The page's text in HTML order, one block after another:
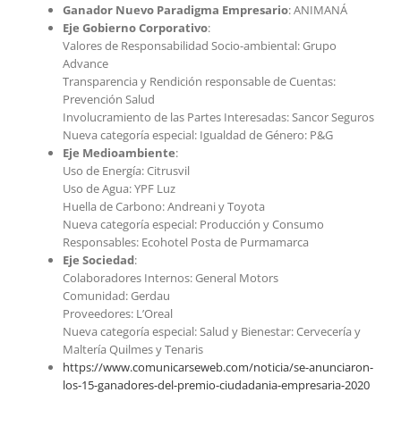
Ganador Nuevo Paradigma Empresario: ANIMANÁ
Eje Gobierno Corporativo:
Valores de Responsabilidad Socio-ambiental: Grupo
Advance
Transparencia y Rendición responsable de Cuentas:
Prevención Salud
Involucramiento de las Partes Interesadas: Sancor Seguros
Nueva categoría especial: Igualdad de Género: P&G
Eje Medioambiente:
Uso de Energía: Citrusvil
Uso de Agua: YPF Luz
Huella de Carbono: Andreani y Toyota
Nueva categoría especial: Producción y Consumo
Responsables: Ecohotel Posta de Purmamarca
Eje Sociedad:
Colaboradores Internos: General Motors
Comunidad: Gerdau
Proveedores: L’Oreal
Nueva categoría especial: Salud y Bienestar: Cervecería y
Maltería Quilmes y Tenaris
https://www.comunicarseweb.com/noticia/se-anunciaron-
los-15-ganadores-del-premio-ciudadania-empresaria-2020